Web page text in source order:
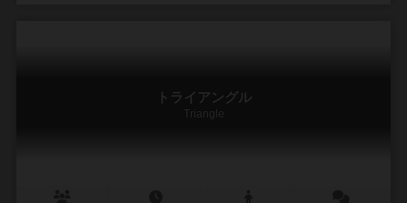
トライアングル
Triangle